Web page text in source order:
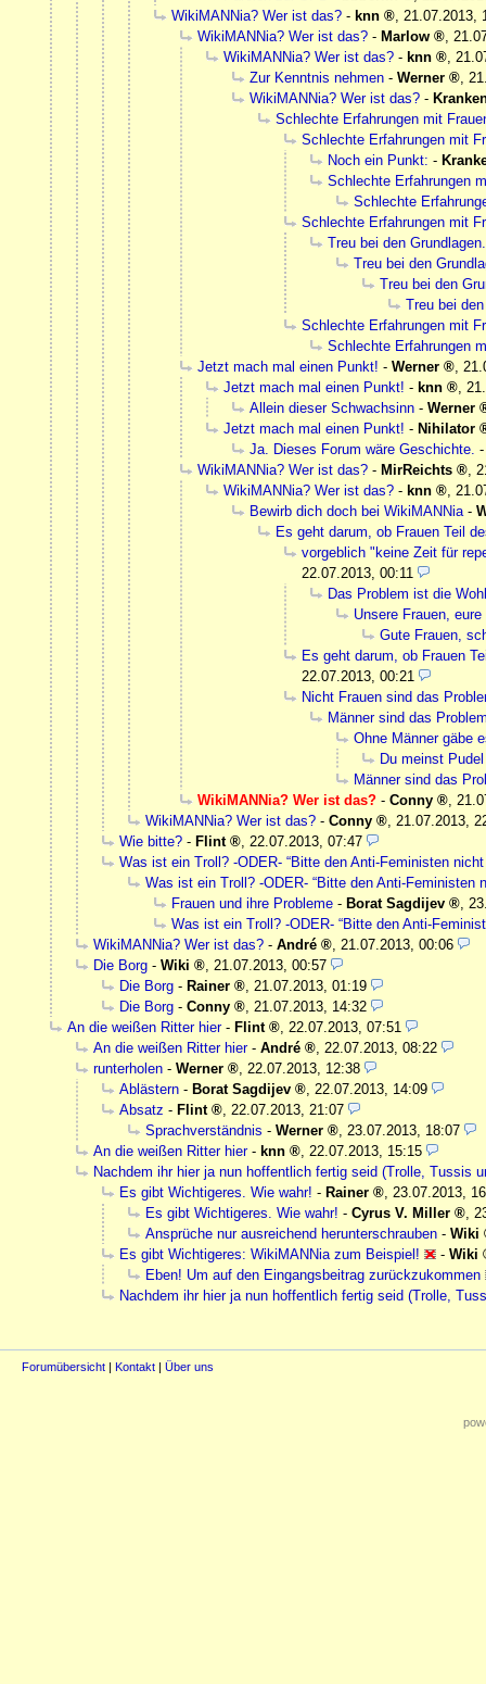
WikiMANNia? Wer ist das? - knn , 21.07.2013,
WikiMANNia? Wer ist das? - Marlow ,
WikiMANNia? Wer ist das? - knn ,
Zur Kenntnis nehmen - Werner ,
WikiMANNia? Wer ist das? -
Schlechte Erfahrungen mit
Schlechte Erfahrungen mit
Noch ein Punkt: -
Schlechte Erfahrungen
Schlechte
Schlechte Erfahrungen mit
Treu bei den Grundlagen.
Treu bei den
Treu bei den
Treu bei
Schlechte Erfahrungen mit
Schlechte Erfahrungen
Jetzt mach mal einen Punkt! - Werner ,
Jetzt mach mal einen Punkt! - knn ,
Allein dieser Schwachsinn - Werner
Jetzt mach mal einen Punkt! - Nihilator
Ja. Dieses Forum wäre Geschichte.
WikiMANNia? Wer ist das? - MirReichts ,
WikiMANNia? Wer ist das? - knn ,
Bewirb dich doch bei WikiMANNia-
Es geht darum, ob Frauen Teil
vorgeblich "keine Zeit für
22.07.2013, 00:11
Das Problem ist die
Unsere Frauen, eure
Gute Frauen,
Es geht darum, ob Frauen
22.07.2013, 00:21
Nicht Frauen sind das
Männer sind das
Ohne Männer gäbe
Du meinst Pudel
Männer sind das
WikiMANNia? Wer ist das? - Conny ,
WikiMANNia? Wer ist das? - Conny , 21.07.2013,
Wie bitte? - Flint , 22.07.2013, 07:47
Was ist ein Troll? -ODER- “Bitte den Anti-Feministen nicht
Was ist ein Troll? -ODER- “Bitte den Anti-Feministen
Frauen und ihre Probleme - Borat Sagdijev ,
Was ist ein Troll? -ODER- “Bitte den Anti-
WikiMANNia? Wer ist das? - André , 21.07.2013, 00:06
Die Borg - Wiki , 21.07.2013, 00:57
Die Borg - Rainer , 21.07.2013, 01:19
Die Borg - Conny , 21.07.2013, 14:32
An die weißen Ritter hier- Flint , 22.07.2013, 07:51
An die weißen Ritter hier- André , 22.07.2013, 08:22
runterholen - Werner , 22.07.2013, 12:38
Ablästern - Borat Sagdijev , 22.07.2013, 14:09
Absatz - Flint , 22.07.2013, 21:07
Sprachverständnis - Werner , 23.07.2013, 18:07
An die weißen Ritter hier- knn , 22.07.2013, 15:15
Nachdem ihr hier ja nun hoffentlich fertig seid (Trolle, Tussis
Es gibt Wichtigeres. Wie wahr! - Rainer , 23.07.2013,
Es gibt Wichtigeres. Wie wahr! - Cyrus V. Miller ,
Ansprüche nur ausreichend herunterschrauben - Wiki
Es gibt Wichtigeres: WikiMANNia zum Beispiel!
- Wiki
Eben! Um auf den Eingangsbeitrag zurückzukommen
Nachdem ihr hier ja nun hoffentlich fertig seid (Trolle,
Forumübersicht | Kontakt | Über uns